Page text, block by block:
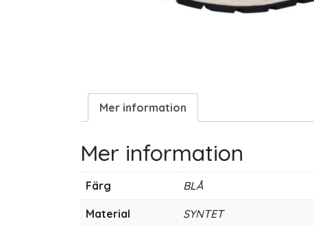
Mer information
Mer information
Färg BLÅ
Material SYNTET